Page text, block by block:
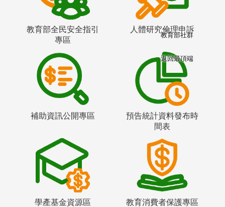
教育部全民安全指引
專區
人體研究倫理申訴
補助資訊公開專區
預告統計資料發布時
間表
學產基金資源區 教育消費者保護專區
教育部社群
返回最頂端